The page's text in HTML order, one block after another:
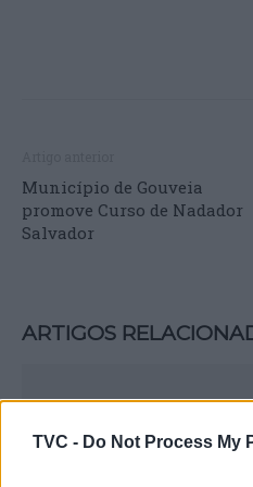
TVC - Do Not Process My
Município de Gouveia
promove Curso de Nadador
Salvador
ARTIGOS